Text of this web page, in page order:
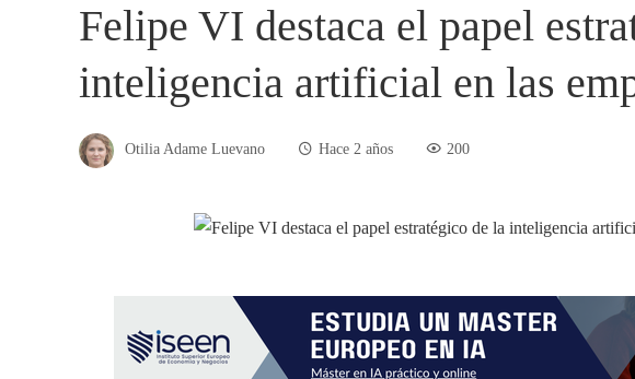
Felipe VI destaca el papel
inteligencia artificial en las
Otilia Adame Luevano Hace 2 años 200